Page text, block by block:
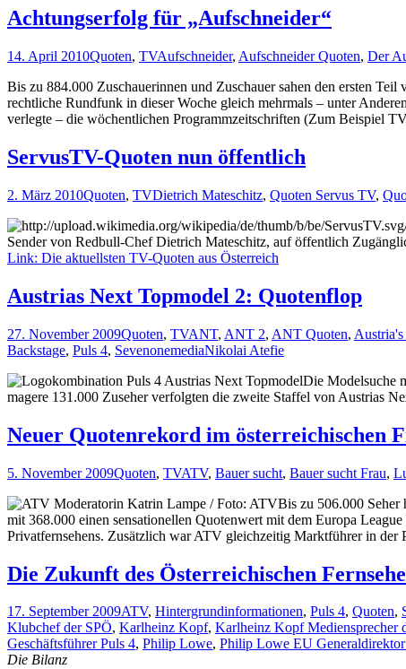
Achtungserfolg für „Aufschneider“
14. April 2010Quoten, TVAufschneider, Aufschneider Quoten, Der
Bis zu 884.000 Zuschauerinnen und Zuschauer sahen den ersten
rechtliche Rundfunk in dieser Woche gleich mehrmals – unter
verlegte – die wöchentlichen Programmzeitschriften (Zum Beispiel
ServusTV-Quoten nun öffentlich
2. März 2010Quoten, TVDietrich Mateschitz, Quoten Servus TV,
Sender von Redbull-Chef Dietrich Mateschitz, auf öffentlich
Link: Die aktuellsten TV-Quoten aus Österreich
Austrias Next Topmodel 2: Quotenflop
27. November 2009Quoten, TVANT, ANT 2, ANT Quoten,
Backstage, Puls 4, SevenonemediaNikolai Atefie
Die Modelsuche
magere 131.000 Zuseher verfolgten die zweite Staffel von Austrias
Neuer Quotenrekord im österreichischen
5. November 2009Quoten, TVATV, Bauer sucht, Bauer sucht Frau,
Bis zu 506.000 Seher
mit 368.000 einen sensationellen Quotenwert mit dem Europa
Privatfernsehens. Zusätzlich war ATV gleichzeitig Marktführer in der
Die Zukunft des Österreichischen
17. September 2009ATV, Hintergrundinformationen, Puls 4, Quoten,
Klubchef der SPÖ, Karlheinz Kopf, Karlheinz Kopf Mediensprecher
Geschäftsführer Puls 4, Philip Lowe, Philip Lowe EU
Die Bilanz